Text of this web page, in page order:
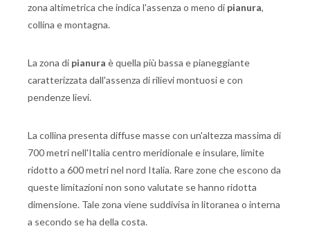
zona altimetrica che indica l'assenza o meno di pianura,
collina e montagna.
La zona di pianura è quella più bassa e pianeggiante
caratterizzata dall'assenza di rilievi montuosi e con
pendenze lievi.
La collina presenta diffuse masse con un'altezza massima di
700 metri nell'Italia centro meridionale e insulare, limite
ridotto a 600 metri nel nord Italia. Rare zone che escono da
queste limitazioni non sono valutate se hanno ridotta
dimensione. Tale zona viene suddivisa in litoranea o interna
a secondo se ha della costa.